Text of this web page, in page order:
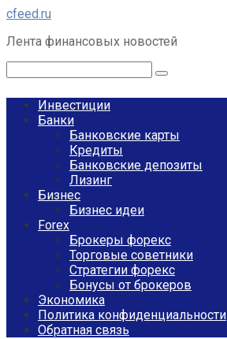
Перейти
контенту
cfeed.ru
Лента финансовых новостей
Инвестиции
Банки
Банковские карты
Кредиты
Банковские депозиты
Лизинг
Бизнес
Бизнес идеи
Forex
Брокеры форекс
Торговые советники
Стратегии форекс
Бонусы от брокеров
Экономика
Политика конфиденциальности
Обратная связь